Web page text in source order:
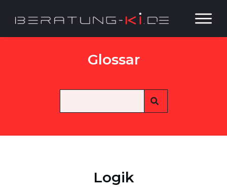
Glossar
Logik